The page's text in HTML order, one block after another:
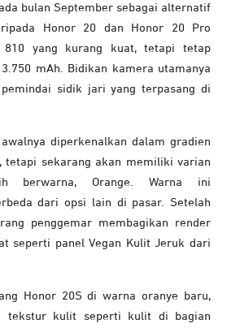
bulan September sebagai alternatif
Honor 20 dan Honor 20 Pro
810 yang kurang kuat, tetapi tetap
mAh. Bidikan kamera utamanya
sidik jari yang terpasang di
diperkenalkan dalam gradien
tetapi sekarang akan memiliki varian
berwarna, Orange. Warna ini
dari opsi lain di pasar. Setelah
penggemar membagikan render
seperti panel Vegan Kulit Jeruk dari
Honor 20S di warna oranye baru,
tekstur kulit seperti kulit di bagian